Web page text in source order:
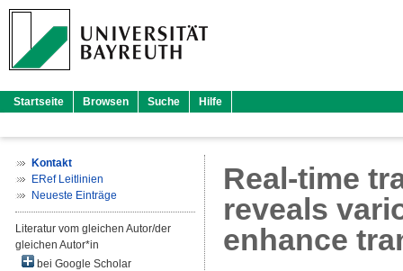
Startseite Browsen Suche Hilfe
Kontakt
ERef Leitlinien
Neueste Einträge
Literatur vom gleichen Autor/der
gleichen Autor*in
bei Google Scholar
Real-time
reveals
enhance